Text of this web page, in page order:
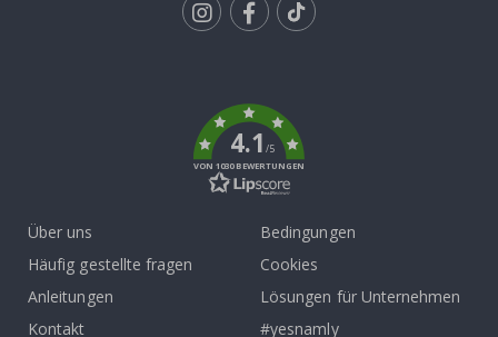
4.1/5
VON 1030 BEWERTUNGEN
Über uns
Häufig gestellte fragen
Anleitungen
Kontakt
Bedingungen
Cookies
Lösungen für Unternehmen
#yesnamly